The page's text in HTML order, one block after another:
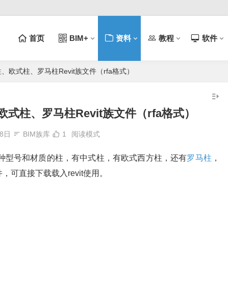
首页 BIM+ 资料 教程 软件
欧式柱、罗马柱Revit族文件（rfa格式）
式柱、罗马柱Revit族文件（rfa格式）
日 BIM族库 1 阅读模式
型号和材质的柱，有中式柱，有欧式西方柱，还有罗马柱 ，
可直接下载载入revit使用。